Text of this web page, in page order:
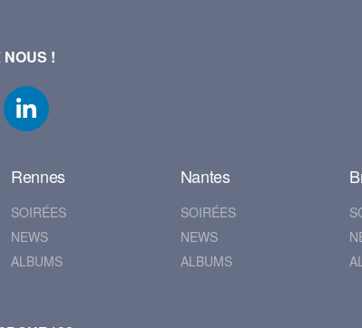
!
Rennes
SOIRÉES
NEWS
ALBUMS
Nantes
SOIRÉES
NEWS
ALBUMS